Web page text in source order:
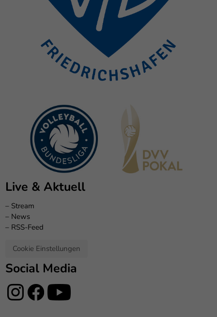
Live & Aktuell
– Stream
– News
– RSS-Feed
Cookie Einstellungen
Social Media